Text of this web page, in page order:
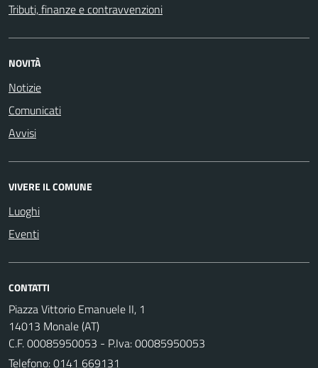
Tributi, finanze e contravvenzioni
NOVITÀ
Notizie
Comunicati
Avvisi
VIVERE IL COMUNE
Luoghi
Eventi
CONTATTI
Piazza Vittorio Emanuele II, 1
14013 Monale (AT)
C.F. 00085950053 - P.Iva: 00085950053
Telefono:0141 669131